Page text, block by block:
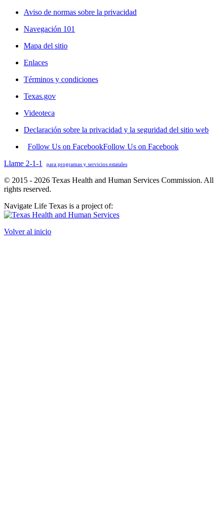
Aviso de normas sobre la privacidad
Navegación 101
Mapa del sitio
Enlaces
Términos y condiciones
Texas.gov
Videoteca
Declaración sobre la privacidad y la seguridad del sitio web
Follow Us on FacebookFollow Us on Facebook
Llame 2-1-1
para programas y servicios estatales
© 2015 - 2026 Texas Health and Human Services Commission. All
rights reserved.
Navigate Life Texas is a project of:
Volver al inicio